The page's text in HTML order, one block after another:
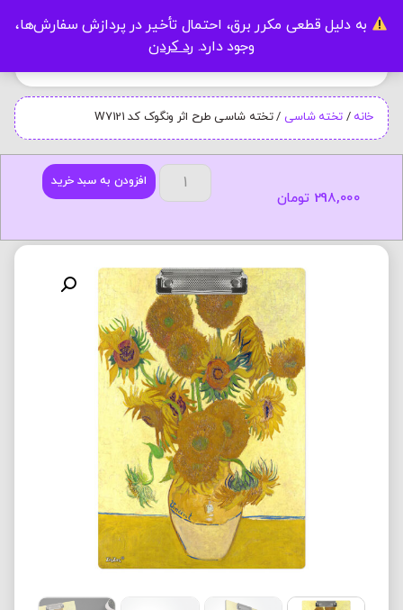
به دلیل قطعی مکرر برق، احتمال تأخیر در پردازش سفارش‌ها،
وجود دارد. رد کردن
خانه / تخته شاسی / تخته شاسی طرح اثر ونگوک کد W7121
افزودن به سبد خرید
298,000 تومان